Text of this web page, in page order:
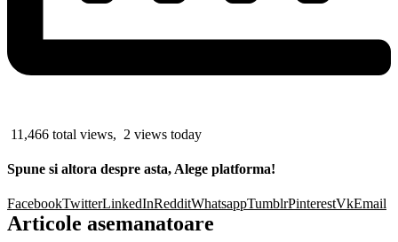
11,466 total views, 2 views today
Spune si altora despre asta, Alege platforma!
FacebookTwitterLinkedInRedditWhatsappTumblrPinterestVkEmail
Articole asemanatoare